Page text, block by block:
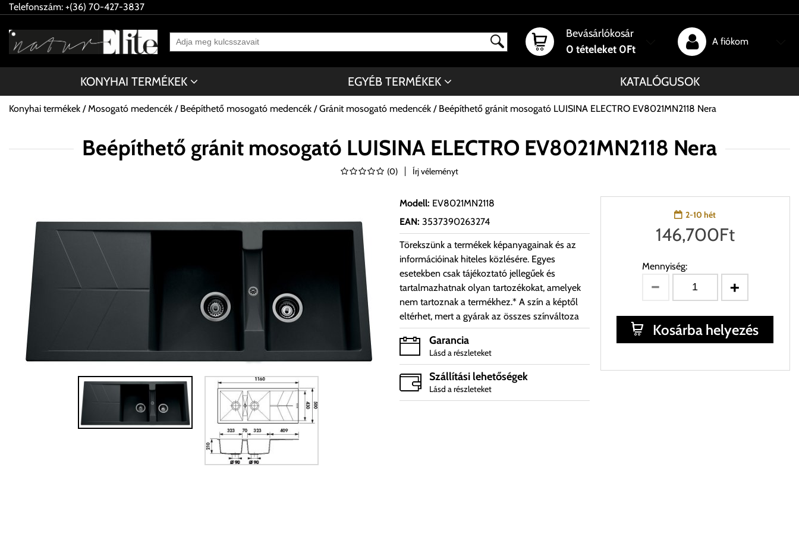
Telefonszám: +(36) 70-427-3837
Bevásárlókosár
0 tételeket 0Ft
A fiókom
KONYHAI TERMÉKEK EGYÉB TERMÉKEK KATALÓGUSOK
Konyhai termékek Mosogató medencék Beépíthető mosogató medencék Gránit mosogató medencék Beépíthető gránit mosogató LUISINA ELECTRO EV8021MN2118 Nera
Beépíthető gránit mosogató LUISINA ELECTRO EV8021MN2118 Nera
(0) Írj véleményt
Modell: EV8021MN2118
EAN: 3537390263274
Törekszünk a termékek képanyagainak és az
információinak hiteles közlésére. Egyes
esetekben csak tájékoztató jellegűek és
tartalmazhatnak olyan tartozékokat, amelyek
nem tartoznak a termékhez.* A szín a képtől
eltérhet, mert a gyárak az összes színváltoza
Garancia
Lásd a részleteket
Szállítási lehetőségek
Lásd a részleteket
2-10 hét
146,700Ft
Mennyiség:
Kosárba helyezés